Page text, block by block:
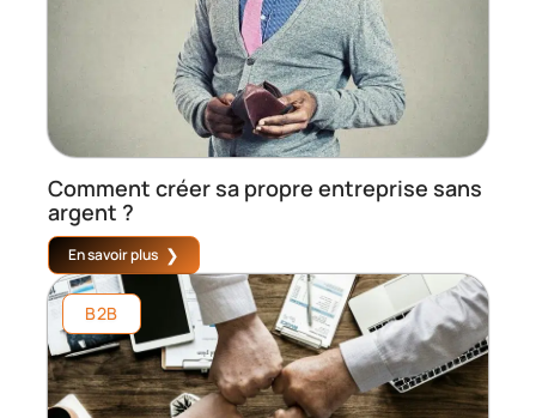
Comment créer sa propre entreprise sans
argent ?
En savoir plus
B2B